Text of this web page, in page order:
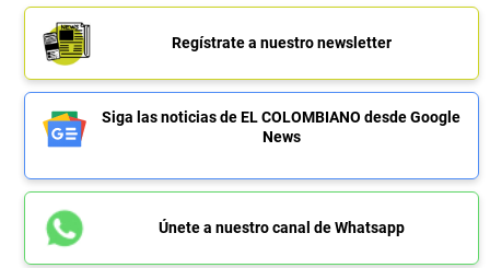
Regístrate a nuestro newsletter
Siga las noticias de EL COLOMBIANO desde Google
News
Únete a nuestro canal de Whatsapp